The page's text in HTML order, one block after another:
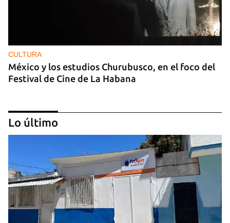
CULTURA
México y los estudios Churubusco, en el foco del
Festival de Cine de La Habana
Lo último